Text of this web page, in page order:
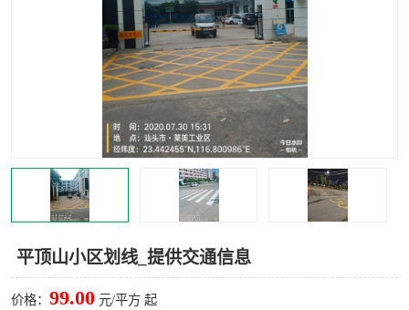
平顶山小区划线_提供交通信息
价格： 99.00 元/平方 起